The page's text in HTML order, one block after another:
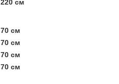
220 см
70 см
70 см
70 см
70 см